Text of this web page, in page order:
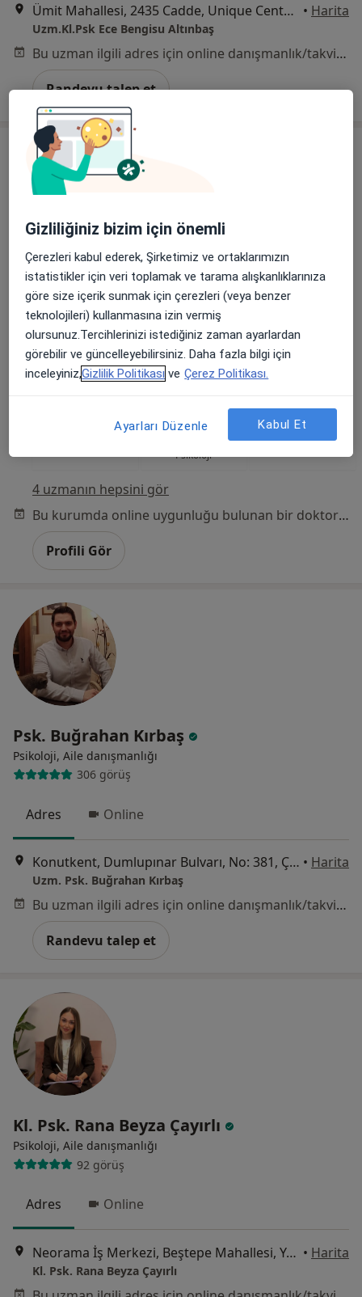
Ümit Mahallesi, 2435 Cadde, Unique Center Ümitköy, No:6/8, 2. Kat, Ankara • Harita
Uzm.Kl.Psk Ece Bengisu Altınbaş
Bu uzman ilgili adres için online danışmanlık/takvim sunmuyor.
Randevu talep et
Optimum Psikoloji-Ankara
Psikoloji, Pedagoji, Aile danışmanlığı·Daha fazla
13 görüş
Mustafa Kemal Mahallesi 2132. Sokak Ege Apartmanı, Çankaya
Optimum Psikoloji-Ankara
Kl. Psk. Fatih Uğur
Psk. Zeynep Nur
Psikoloji
Psk. Sedanur Zıvalı
Psikoloji
4 uzmanın hepsini gör
Bu kurumda online uygunluğu bulunan bir doktor veya uzman bulunamadı
Profili Gör
Psk. Buğrahan Kırbaş
Psikoloji, Aile danışmanlığı
306 görüş
Adres Online
Konutkent, Dumlupınar Bulvarı, No: 381, Çankaya/Ankara, Türkiye, Çankaya • Harita
Uzm. Psk. Buğrahan Kırbaş
Bu uzman ilgili adres için online danışmanlık/takvim sunmuyor.
Randevu talep et
Kl. Psk. Rana Beyza Çayırlı
Psikoloji, Aile danışmanlığı
92 görüş
Adres Online
Neorama İş Merkezi, Beştepe Mahallesi, Yaşam Caddesi, Adalet Sokak, No: 13/A, Ankara • Harita
Kl. Psk. Rana Beyza Çayırlı
Gizliliğiniz bizim için önemli
Çerezleri kabul ederek, Şirketimiz ve ortaklarımızın
istatistikler için veri toplamak ve tarama alışkanlıklarınıza
göre size içerik sunmak için çerezleri (veya benzer
teknolojileri) kullanmasına izin vermiş
olursunuz.Tercihlerinizi istediğiniz zaman ayarlardan
görebilir ve güncelleyebilirsiniz. Daha fazla bilgi için
inceleyiniz,Gizlilik Politikası ve Çerez Politikası.
Ayarları Düzenle Kabul Et